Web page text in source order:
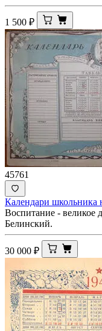
1 500 ₽
45761
Календари школьника
Воспитание - великое
Белинский.
30 000 ₽